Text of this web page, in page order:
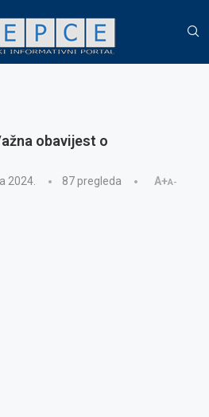
obavijest o
2024. 87pregleda A+A-